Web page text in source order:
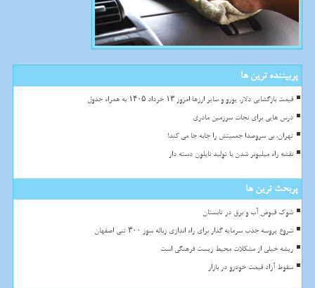
پربیننده ترین ها
قیمت بازگشایی دلار، یورو و سایر ارزها امروز ۱۳ خرداد ۱۴۰۵ به همراه جدول
درس هایی برای نجات سرزمین مادری
تهران، بی سروصدا جمعیتش را جابه جا می کند!
نقشه راه میلیونر شدن با تولید نایلون دسته دار
پربحث ترین ها
شوک قبوض آب و برق در تابستان
شروع پروسه جذب سرمایه گذار برای راه اندازی زباله سوز ۳۰۰ تنی اصفهان
ریشه خیلی از مشکلات محیط زیست فرهنگی است
سقوط آزاد قیمت خودرو در بازار